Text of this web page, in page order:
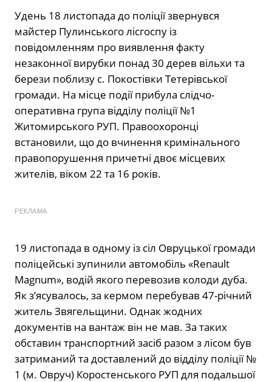
Удень 18 листопада до поліції звернувся
майстер Пулинського лісгоспу із
повідомленням про виявлення факту
незаконної вирубки понад 30 дерев вільхи та
берези поблизу с. Покостівки Тетерівської
громади. На місце події прибула слідчо-
оперативна група відділу поліції №1
Житомирського РУП. Правоохоронці
встановили, що до вчинення кримінального
правопорушення причетні двоє місцевих
жителів, віком 22 та 16 років.
РЕКЛАМА
19 листопада в одному із сіл Овруцької громади
поліцейські зупинили автомобіль «Renault
Magnum», водій якого перевозив колоди дуба.
Як з’ясувалось, за кермом перебував 47-річний
житель Звягельщини. Однак жодних
документів на вантаж він не мав. За таких
обставин транспортний засіб разом з лісом був
затриманий та доставлений до відділу поліції №
1 (м. Овруч) Коростенського РУП для подальшої